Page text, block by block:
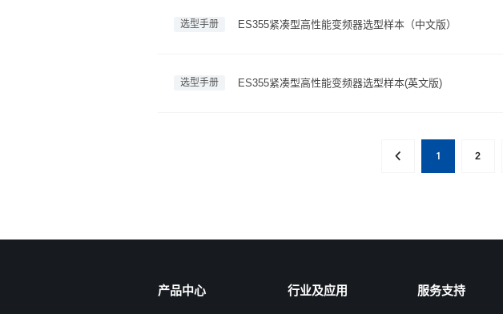
选型手册 ES355紧凑型高性能变频器选型样本（中文版）
选型手册 ES355紧凑型高性能变频器选型样本(英文版)
1 2
产品中心 行业及应用 服务支持